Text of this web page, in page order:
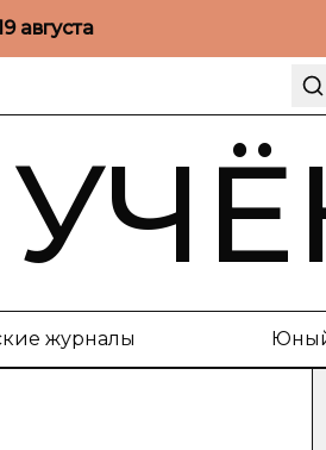
августа
журналы